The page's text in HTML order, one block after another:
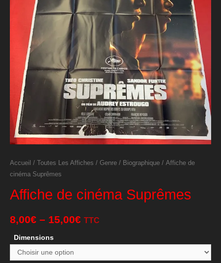
Accueil / Toutes Les Affiches / Genre / Biographique / Affiche de
cinéma Suprêmes
Affiche de cinéma Suprêmes
8,00€ – 15,00€ TTC
Dimensions